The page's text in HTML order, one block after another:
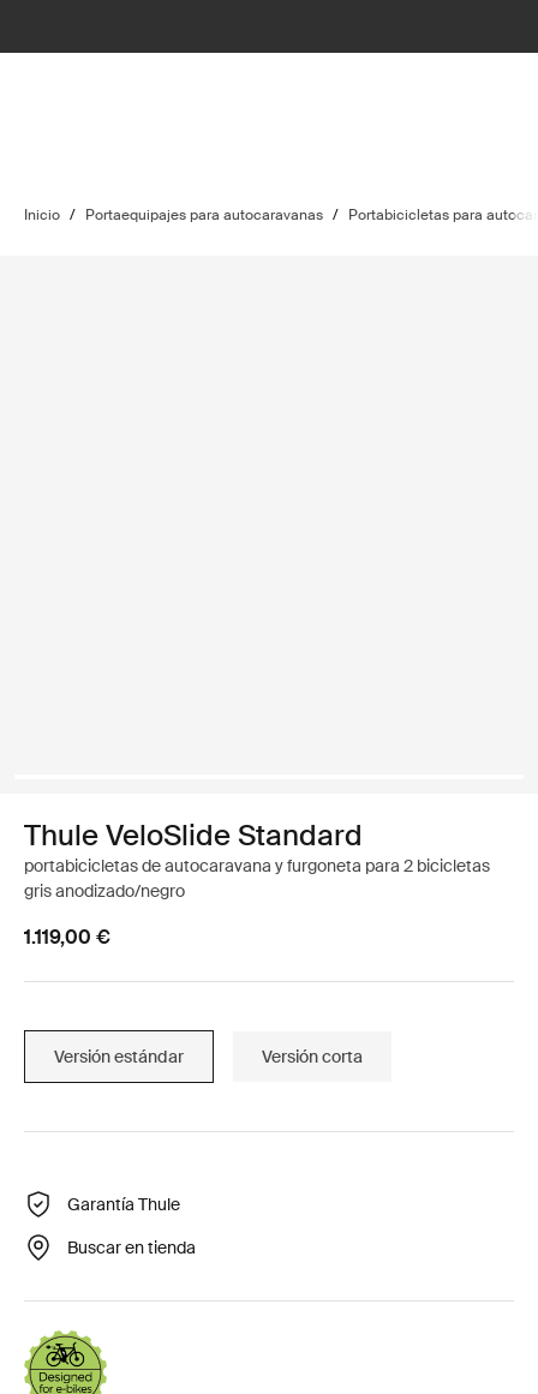
Inicio / Portaequipajes para autocaravanas / Portabicicletas para
Thule VeloSlide Standard
portabicicletas de autocaravana y furgoneta para 2 bicicletas
gris anodizado/negro
1.119,00 €
Versión estándar Versión corta
Garantía Thule
Buscar en tienda